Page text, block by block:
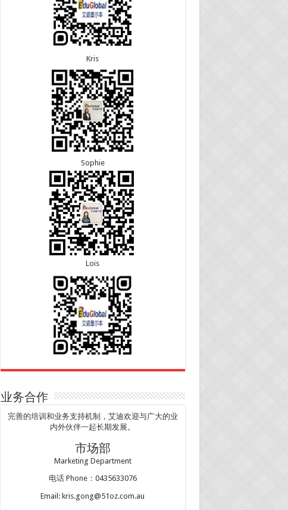
7.7恭喜北京的王先生和孩子600旅游签证顺利下签，
三年多次往返！
Kris
Sophie
Lois
业务合作
完善的培训和业务支持机制，艾迪欢迎与广大的业
内外伙伴一起长期发展。
市场部
Marketing Department
电话 Phone：0435633076
Email: kris.gong@51oz.com.au